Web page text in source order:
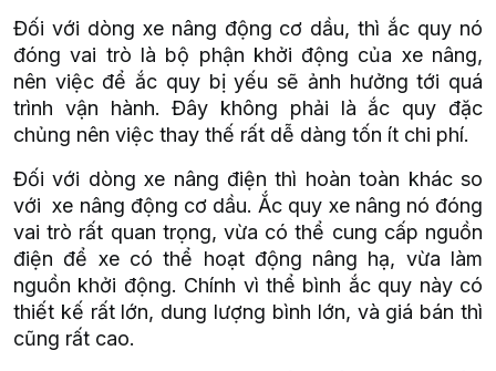
Đối với dòng xe nâng động cơ dầu, thì ắc quy nó
đóng vai trò là bộ phận khởi động của xe nâng,
nên việc để ắc quy bị yếu sẽ ảnh hưởng tới quá
trình vận hành. Đây không phải là ắc quy đặc
chủng nên việc thay thế rất dễ dàng tốn ít chi phí.
Đối với dòng xe nâng điện thì hoàn toàn khác so
với xe nâng động cơ dầu. Ắc quy xe nâng nó đóng
vai trò rất quan trọng, vừa có thể cung cấp nguồn
điện để xe có thể hoạt động nâng hạ, vừa làm
nguồn khởi động. Chính vì thể bình ắc quy này có
thiết kế rất lớn, dung lượng bình lớn, và giá bán thì
cũng rất cao.